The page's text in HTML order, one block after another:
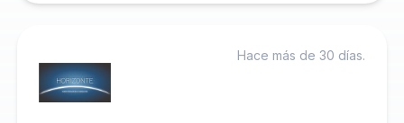
Hace más de 30 días.